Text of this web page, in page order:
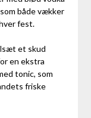
både vækker
fest.
et skud
en ekstra
tonic, som
friske